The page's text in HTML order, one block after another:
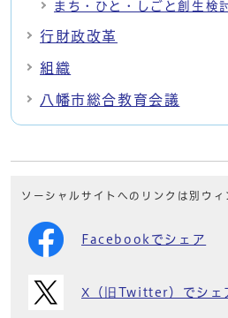
まち・ひと・しごと創生検
行財政改革
組織
八幡市総合教育会議
ソーシャルサイトへのリンクは別ウィ
Facebookでシェア
X（旧Twitter）でシェ